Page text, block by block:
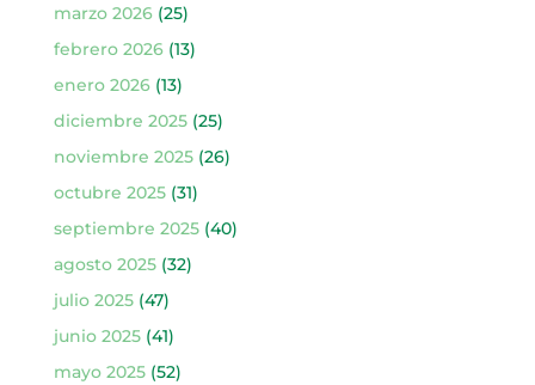
marzo 2026(25)
febrero 2026(13)
enero 2026(13)
diciembre 2025(25)
noviembre 2025(26)
octubre 2025(31)
septiembre 2025(40)
agosto 2025(32)
julio 2025(47)
junio 2025(41)
mayo 2025(52)